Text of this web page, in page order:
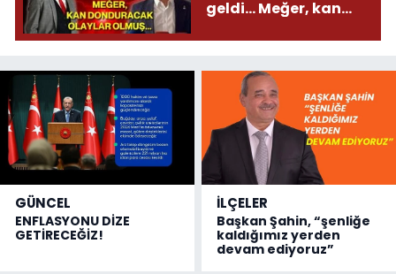
geldi... Meğer, kan
olmuş...
GÜNCEL
ENFLASYONU DİZE
GETİRECEĞİZ!
İLÇELER
Başkan Şahin, “şenliğe
kaldığımız yerden
devam ediyoruz”